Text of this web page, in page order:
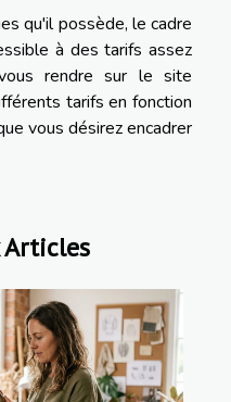
qu'il possède, le cadre
à des tarifs assez
rendre sur le site
tarifs en fonction
vous désirez encadrer
Articles